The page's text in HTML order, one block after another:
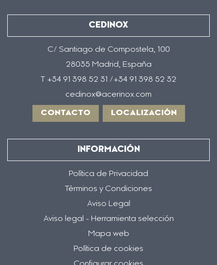
CEDINOX
C/ Santiago de Compostela, 100
28035 Madrid, España
T +34 91 398 52 31 /+34 91 398 52 32
cedinox@acerinox.com
CONTACTO LOCALIZACIÓN
INFORMACIÓN
Política de Privacidad
Términos y Condiciones
Aviso Legal
Aviso legal - Herramienta selección
Mapa web
Política de cookies